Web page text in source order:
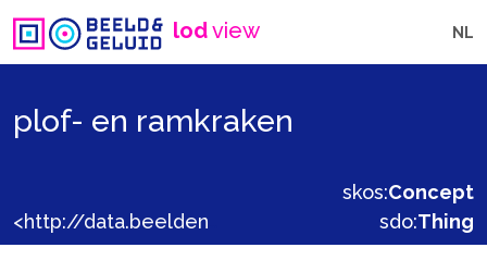
lodview NL
plof- en ramkraken
skos:Concept
sdo:Thing